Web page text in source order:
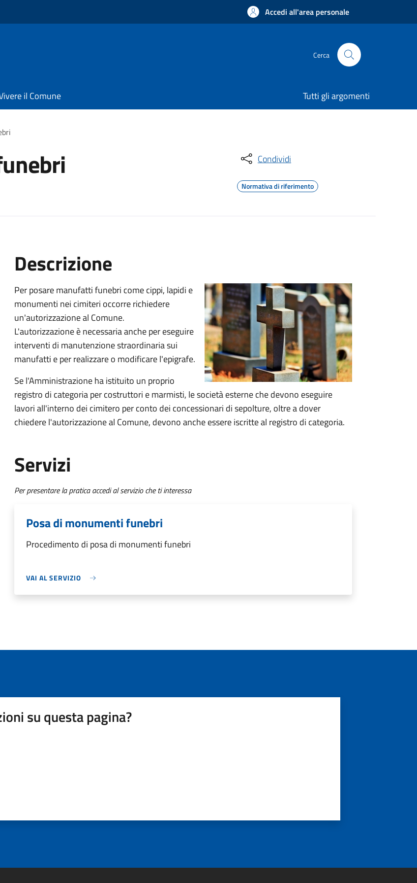
Accedi all'area personale
Cerca
il Comune Tutti gli argomenti
Condividi
Normativa di riferimento
Descrizione
Per posare manufatti funebri come cippi, lapidi e
monumenti nei cimiteri occorre richiedere
un'autorizzazione al Comune.
L'autorizzazione è necessaria anche per eseguire
interventi di manutenzione straordinaria sui
manufatti e per realizzare o modificare l'epigrafe.
Se l'Amministrazione ha istituito un proprio
registro di categoria per costruttori e marmisti, le società esterne che devono eseguire
lavori all'interno dei cimitero per conto dei concessionari di sepolture, oltre a dover
chiedere l'autorizzazione al Comune, devono anche essere iscritte al registro di categoria.
Servizi
Per presentare la pratica accedi al servizio che ti interessa
Posa di monumenti funebri
Procedimento di posa di monumenti funebri
VAI AL SERVIZIO
su questa pagina?